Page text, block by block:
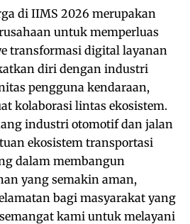
di IIMS 2026 merupakan
untuk memperluas
transformasi digital layanan
diri dengan industri
pengguna kendaraan,
kolaborasi lintas ekosistem.
industri otomotif dan jalan
ekosistem transportasi
dalam membangun
yang semakin aman,
bagi masyarakat yang
kami untuk melayani